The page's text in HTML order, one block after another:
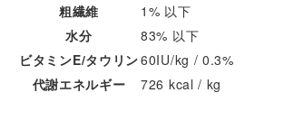
粗繊維
1% 以下
水分
83% 以下
ビタミンE/タウリン60IU/kg / 0.3%
代謝エネルギー
726 kcal / kg